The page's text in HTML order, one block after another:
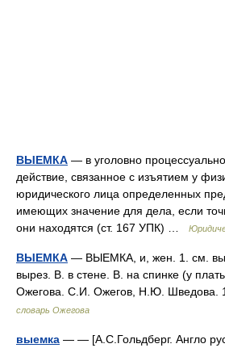
ВЫЕМКА — в уголовно
действие, связанное с изъятием у
юридического лица определенных
имеющих значение для дела, если
они находятся (ст. 167 УПК) …
ВЫЕМКА — ВЫЕМКА, и, жен. 1. см.
вырез. В. в стене. В. на спинке (у
Ожегова. С.И. Ожегов, Н.Ю. Шведова.
словарь Ожегова
выемка — — [А.С.Гольдберг. Англо